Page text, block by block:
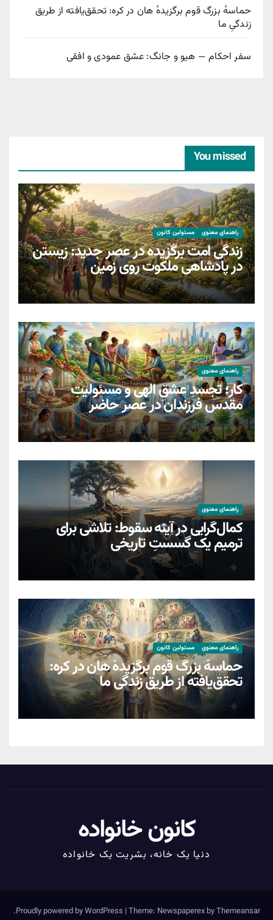
حماسهٔ بزرگ قوم برگزیدهٔ هان در کره: تحقق‌یافته از طریق
زندگیِ ما
سفر احکام — هیو و جانگ: عشق عمودی و افقی
You missed
راهنمای معنوی مسئولین کانون
زندگی امت برگزیده در عصر جدید: زیستن
در پادشاهی ملکوت روی زمین
راهنمای معنوی
کار؛ تجسدِ عشقِ الهی و مسئولیتِ
مقدسِ فرزندان در عصر حاضر
راهنمای معنوی
کمال‌گرایی در آینه سقوط: تلاشی برای
ترمیمِ یک گسستِ تاریخی
راهنمای معنوی مسئولین کانون
حماسهٔ بزرگ قوم برگزیدهٔ هان در کره:
تحقق‌یافته از طریق زندگیِ ما
کانون خانواده
دنیا یک خانه، بشریت یک خانواده
Proudly powered by WordPress | Theme: Newspaperex byThemeansar
.